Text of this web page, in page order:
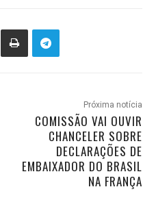
Próxima notícia
COMISSÃO VAI OUVIR
CHANCELER SOBRE
DECLARAÇÕES DE
EMBAIXADOR DO BRASIL
NA FRANÇA